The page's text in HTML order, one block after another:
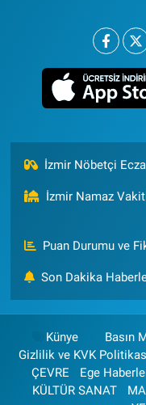
İzmir Nöbetçi
İzmir Namaz
Puan Durumu ve
Son Dakika
Künye Basın
Gizlilik ve KVK
ÇEVRE
Ege
KÜLTÜR SANAT